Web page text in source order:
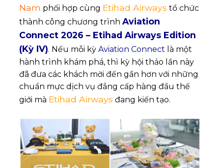
Nam phối hợp cùng Etihad Airways tổ chức
thành công chương trình Aviation
Connect 2026 – Etihad Airways Edition
(Kỳ IV). Nếu mỗi kỳ Aviation Connect là một
hành trình khám phá, thì kỳ hội thảo lần này
đã đưa các khách mời đến gần hơn với những
chuẩn mực dịch vụ đẳng cấp hàng đầu thế
giới mà Etihad Airways đang kiến tạo.